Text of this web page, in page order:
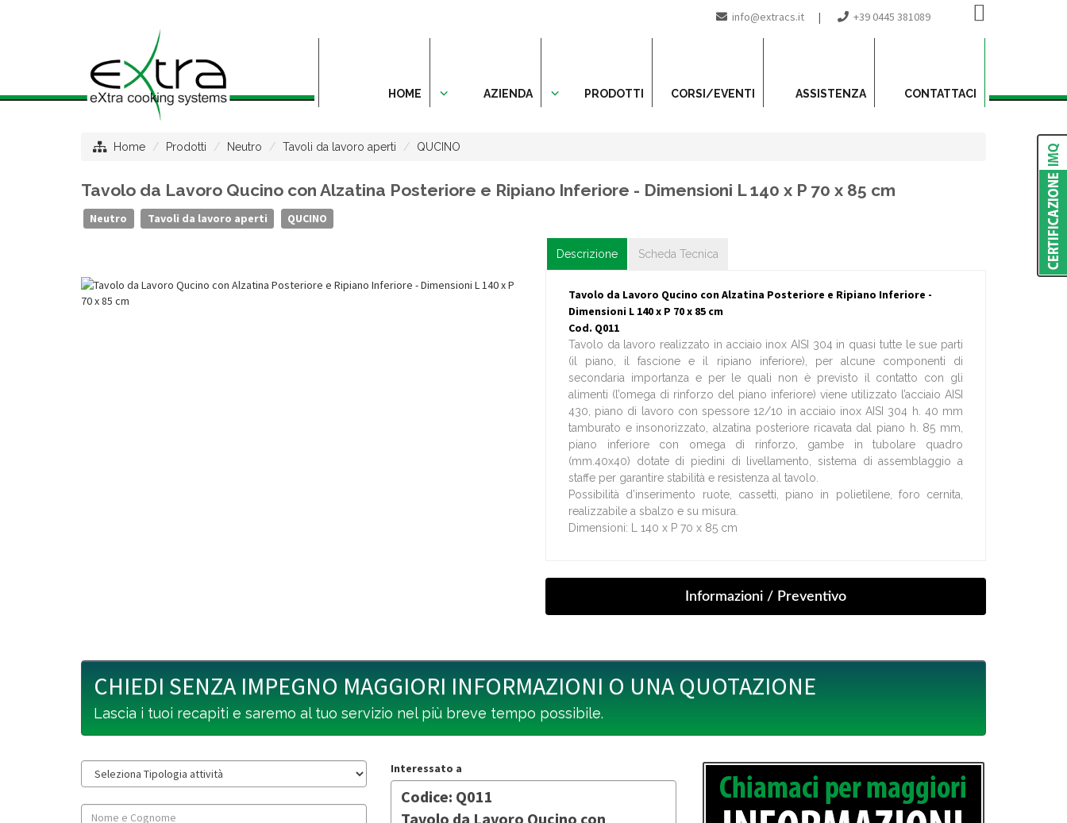
info@extracs.it | +39 0445 381089
HOME AZIENDA PRODOTTI CORSI/EVENTI ASSISTENZA CONTATTACI
Home Prodotti Neutro Tavoli da lavoro aperti QUCINO
Tavolo da Lavoro Qucino con Alzatina Posteriore e Ripiano Inferiore - Dimensioni L 140 x P 70 x 85 cm
Neutro Tavoli da lavoro aperti QUCINO
Descrizione Scheda Tecnica
Tavolo da Lavoro Qucino con Alzatina Posteriore e Ripiano Inferiore -
Dimensioni L 140 x P 70 x 85 cm
Cod. Q011
Tavolo da lavoro realizzato in acciaio inox AISI 304 in quasi tutte le sue parti
(il piano, il fascione e il ripiano inferiore), per alcune componenti di
secondaria importanza e per le quali non è previsto il contatto con gli
alimenti (l’omega di rinforzo del piano inferiore) viene utilizzato l’acciaio AISI
430, piano di lavoro con spessore 12/10 in acciaio inox AISI 304 h. 40 mm
tamburato e insonorizzato, alzatina posteriore ricavata dal piano h. 85 mm,
piano inferiore con omega di rinforzo, gambe in tubolare quadro
(mm.40x40) dotate di piedini di livellamento, sistema di assemblaggio a
staffe per garantire stabilità e resistenza al tavolo.
Possibilità d’inserimento ruote, cassetti, piano in polietilene, foro cernita,
realizzabile a sbalzo e su misura.
Dimensioni: L 140 x P 70 x 85 cm
CHIEDI SENZA IMPEGNO MAGGIORI INFORMAZIONI O UNA QUOTAZIONE
Lascia i tuoi recapiti e saremo al tuo servizio nel più breve tempo possibile.
Interessato a